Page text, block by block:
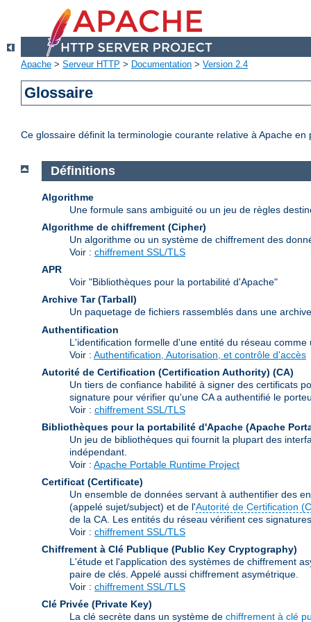
Apache > Serveur HTTP > Documentation > Version 2.4
Glossaire
Ce glossaire définit la terminologie courante relative à Apache
Définitions
Algorithme
Une formule sans ambiguité ou un jeu de règles
Algorithme de chiffrement (Cipher)
Un algorithme ou un système de chiffrement des
Voir : chiffrement SSL/TLS
APR
Voir "Bibliothèques pour la portabilité d'Apache"
Archive Tar (Tarball)
Un paquetage de fichiers rassemblés dans une
Authentification
L'identification formelle d'une entité du réseau
Voir : Authentification, Autorisation, et contrôle d'accès
Autorité de Certification (Certification Authority) (CA)
Un tiers de confiance habilité à signer des certificats
signature pour vérifier qu'une CA a authentifié le
Voir : chiffrement SSL/TLS
Bibliothèques pour la portabilité d'Apache (Apache
Un jeu de bibliothèques qui fournit la plupart des
indépendant.
Voir : Apache Portable Runtime Project
Certificat (Certificate)
Un ensemble de données servant à authentifier des
(appelé sujet/subject) et de l'Autorité de Certification
de la CA. Les entités du réseau vérifient ces
Voir : chiffrement SSL/TLS
Chiffrement à Clé Publique (Public Key Cryptography)
L'étude et l'application des systèmes de chiffrement
paire de clés. Appelé aussi chiffrement asymétrique.
Voir : chiffrement SSL/TLS
Clé Privée (Private Key)
La clé secrète dans un système de chiffrement à clé